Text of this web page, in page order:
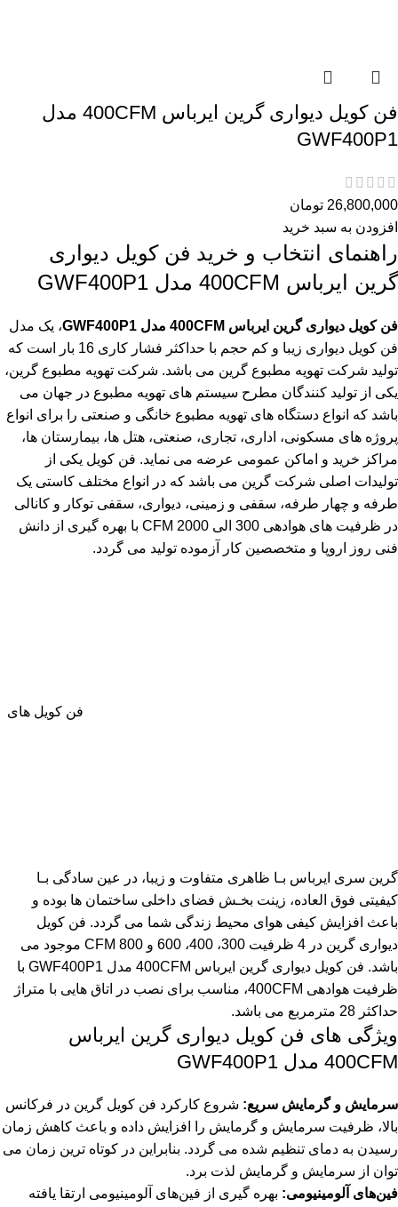
فن کویل دیواری گرین ایرباس 400CFM مدل
GWF400P1
26,800,000 تومان
افزودن به سبد خرید
راهنمای انتخاب و خرید فن کویل دیواری
گرین ایرباس 400CFM مدل GWF400P1
فن کویل دیواری گرین ایرباس 400CFM مدل GWF400P1
، یک مدل
فن کویل دیواری زیبا و کم حجم با حداکثر فشار کاری 16 بار است که
تولید شرکت تهویه مطبوع گرین می باشد. شرکت تهویه مطبوع گرین،
یکی از تولید کنندگان مطرح سیستم های تهویه مطبوع در جهان می
باشد که انواع دستگاه های تهویه مطبوع خانگی و صنعتی را برای انواع
پروژه های مسکونی، اداری، تجاری، صنعتی، هتل ها، بیمارستان ها،
مراکز خرید و اماکن عمومی عرضه می نماید. فن کویل یکی از
تولیدات اصلی شرکت گرین می باشد که در انواع مختلف کاستی یک
طرفه و چهار طرفه، سقفی و زمینی، دیواری، سقفی توکار و کانالی
در ظرفیت های هوادهی 300 الی 2000 CFM با بهره گیری از دانش
فنی روز اروپا و متخصصین کار آزموده تولید می گردد.
فن کویل های
گرین سری ایرباس بـا ظاهری متفاوت و زیبا، در عین سادگی بـا
کیفیتی فوق العاده، زینت بخـش فضای داخلی ساختمان ها بوده و
باعث افزایش کیفی هوای محیط زندگی شما می گردد. فن کویل
دیواری گرین در 4 ظرفیت 300، 400، 600 و 800 CFM موجود می
باشد. فن کویل دیواری گرین ایرباس 400CFM مدل GWF400P1 با
ظرفیت هوادهی 400CFM، مناسب برای نصب در اتاق هایی با متراژ
حداکثر 28 مترمربع می باشد.
ویژگی های فن کویل دیواری گرین ایرباس
400CFM مدل GWF400P1
سرمایش و گرمایش سریع: شروع کارکرد فن کویل گرین در فرکانس
بالا، ظرفیت سرمایش و گرمایش را افزایش داده و باعث کاهش زمان
رسیدن به دمای تنظیم شده می گردد. بنابراین در کوتاه ترین زمان می
توان از سرمایش و گرمایش لذت برد.
فین‌های آلومینیومی: بهره گیری از فین‌های آلومینیومی ارتقا یافته